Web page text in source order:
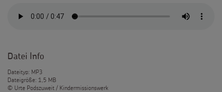
Datei Info
Dateityp: MP3
Dateigröße: 1,5 MB
© Urte Podszuweit / Kindermissionswerk